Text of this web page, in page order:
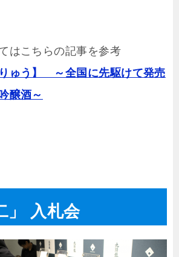
はこちらの記事を参考
ゅう】 ～全国に先駆けて発売
醸酒～
」 入札会